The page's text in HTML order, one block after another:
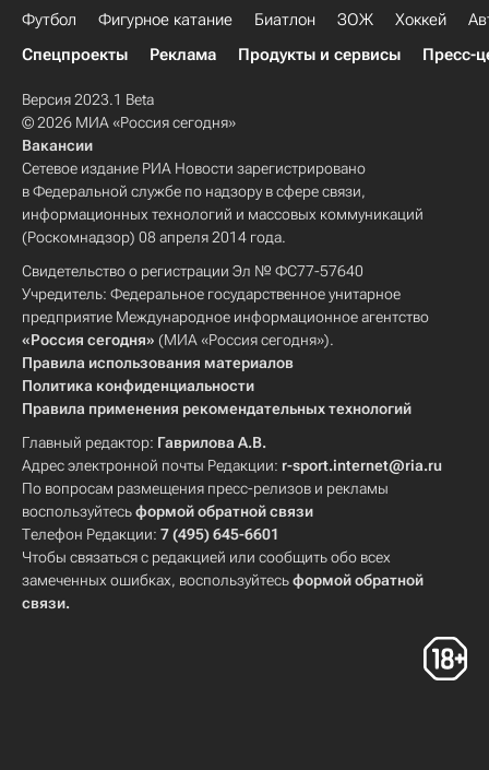
Футбол Фигурное катание Биатлон ЗОЖ Хоккей
Спецпроекты
Реклама Продукты и сервисы Пресс-
Версия 2023.1 Beta
© 2026 МИА «Россия сегодня»
Вакансии
Сетевое издание РИА Новости зарегистрировано
в Федеральной службе по надзору в сфере связи,
информационных технологий и массовых коммуникаций
(Роскомнадзор) 08 апреля 2014 года.
Свидетельство о регистрации Эл № ФС77-57640
Учредитель: Федеральное государственное унитарное
предприятие Международное информационное агентство
«Россия сегодня» (МИА «Россия сегодня»).
Правила использования материалов
Политика конфиденциальности
Правила применения рекомендательных технологий
Главный редактор: Гаврилова А.В.
Адрес электронной почты Редакции: r-sport.internet@ria.ru
По вопросам размещения пресс-релизов и рекламы
воспользуйтесьформой обратной связи
Телефон Редакции: 7 (495) 645-6601
Чтобы связаться с редакцией или сообщить обо всех
замеченных ошибках, воспользуйтесьформой обратной
связи.